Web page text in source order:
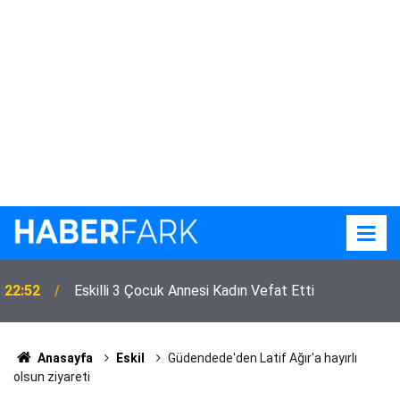
22:52 Eskilli 3 Çocuk Annesi Kadın Vefat Etti
22:31
Eskil Semt Pazarında Soğan Tepkisi! 300 TL'ye
Aldığı Çuvalın Altı Çürük Çıktı
Anasayfa Eskil
Güdendede'den Latif Ağır'a hayırlı
olsun ziyareti